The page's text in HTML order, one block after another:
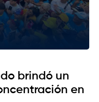
brindó un
en